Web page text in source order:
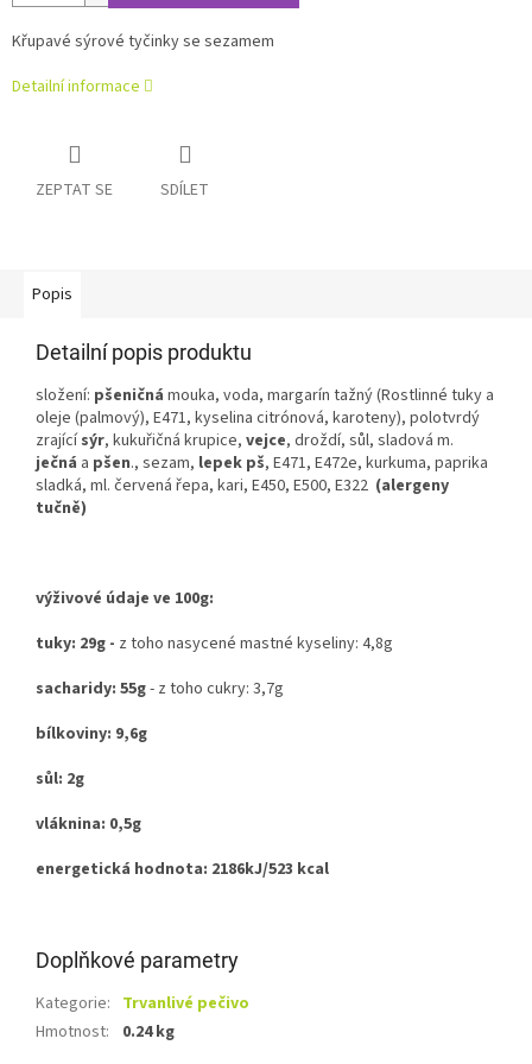
Křupavé sýrové tyčinky se sezamem
Detailní informace
ZEPTAT SE SDÍLET
Popis
Detailní popis produktu
složení: pšeničná mouka, voda, margarín tažný (Rostlinné tuky a
oleje (palmový), E471, kyselina citrónová, karoteny), polotvrdý
zrajícísýr, kukuřičná krupice, vejce, droždí, sůl, sladová m.
ječná a pšen., sezam, lepek pš, E471, E472e, kurkuma, paprika
sladká, ml. červená řepa, kari, E450, E500, E322 (alergeny
tučně)
výživové údaje ve 100g:
tuky: 29g - z toho nasycené mastné kyseliny: 4,8g
sacharidy: 55g- z toho cukry: 3,7g
bílkoviny: 9,6g
sůl: 2g
vláknina: 0,5g
energetická hodnota: 2186kJ/523 kcal
Doplňkové parametry
Kategorie: Trvanlivé pečivo
Hmotnost: 0.24 kg